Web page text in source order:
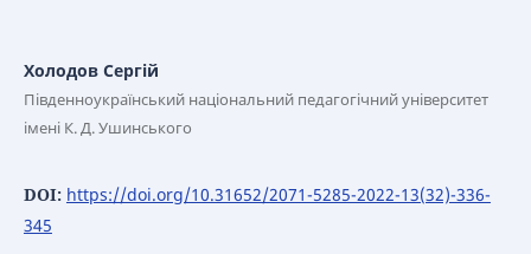
Холодов Сергій
Південноукраїнський національний педагогічний університет
імені К. Д. Ушинського
DOI: https://doi.org/10.31652/2071-5285-2022-13(32)-336-
345